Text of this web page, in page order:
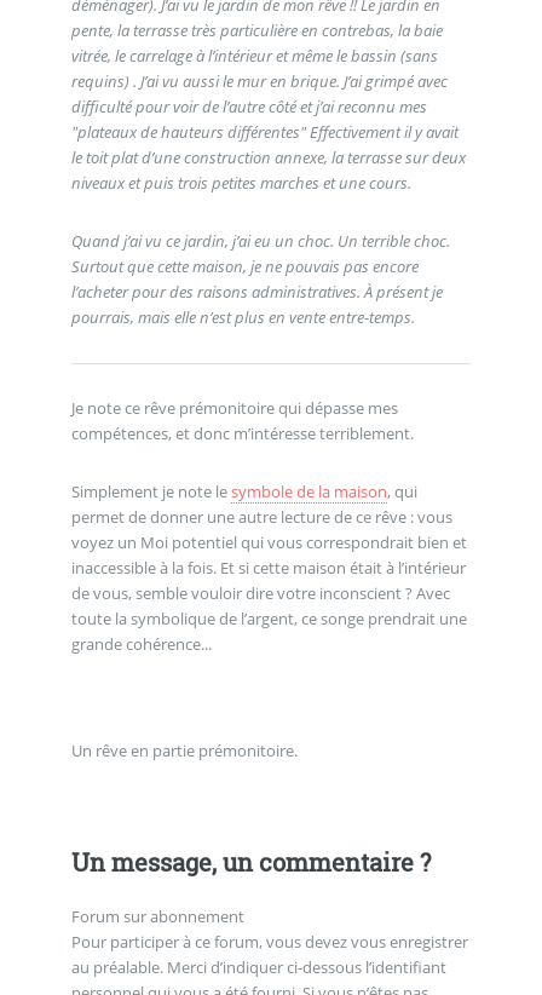
déménager). J’ai vu le jardin de mon rêve !! Le jardin en
pente, la terrasse très particulière en contrebas, la baie
vitrée, le carrelage à l’intérieur et même le bassin (sans
requins) . J’ai vu aussi le mur en brique. J’ai grimpé avec
difficulté pour voir de l’autre côté et j’ai reconnu mes
"plateaux de hauteurs différentes" Effectivement il y avait
le toit plat d’une construction annexe, la terrasse sur deux
niveaux et puis trois petites marches et une cours.
Quand j’ai vu ce jardin, j’ai eu un choc. Un terrible choc.
Surtout que cette maison, je ne pouvais pas encore
l’acheter pour des raisons administratives. À présent je
pourrais, mais elle n’est plus en vente entre-temps.
Je note ce rêve prémonitoire qui dépasse mes
compétences, et donc m’intéresse terriblement.
Simplement je note lesymbole de la maison, qui
permet de donner une autre lecture de ce rêve : vous
voyez un Moi potentiel qui vous correspondrait bien et
inaccessible à la fois. Et si cette maison était à l’intérieur
de vous, semble vouloir dire votre inconscient ? Avec
toute la symbolique de l’argent, ce songe prendrait une
grande cohérence...
Un rêve en partie prémonitoire.
Un message, un commentaire ?
Forum sur abonnement
Pour participer à ce forum, vous devez vous enregistrer
au préalable. Merci d’indiquer ci-dessous l’identifiant